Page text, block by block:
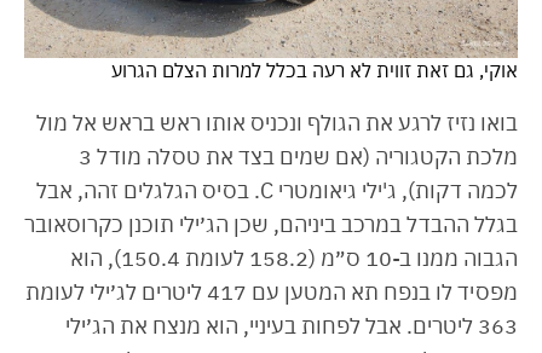
אוקי, גם זאת זווית לא רעה בכלל למרות הצלם הגרוע
בואו נזיז לרגע את הגולף ונכניס אותו ראש בראש אל מול
מלכת הקטגוריה (אם שמים בצד את טסלה מודל 3
לכמה דקות), ג'ילי גיאומטרי C. בסיס הגלגלים זהה, אבל
בגלל ההבדל במרכב ביניהם, שכן הג׳ילי תוכנן כקרוסאובר
הגבוה ממנו ב-10 ס״מ (158.2 לעומת 150.4), הוא
מפסיד לו בנפח תא המטען עם 417 ליטרים לג׳ילי לעומת
363 ליטרים. אבל לפחות בעיניי, הוא מנצח את הג׳ילי